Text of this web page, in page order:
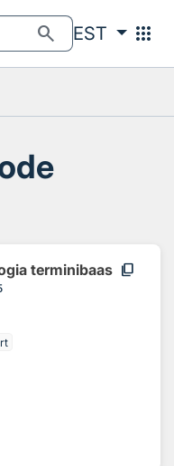
search EST apps
terminibaas content_copy